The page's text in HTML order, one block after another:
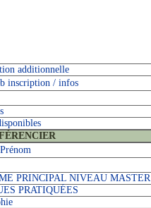
additionnelle
inscription / infos
PRINCIPAL NIVEAU MASTER
PRATIQUÉES